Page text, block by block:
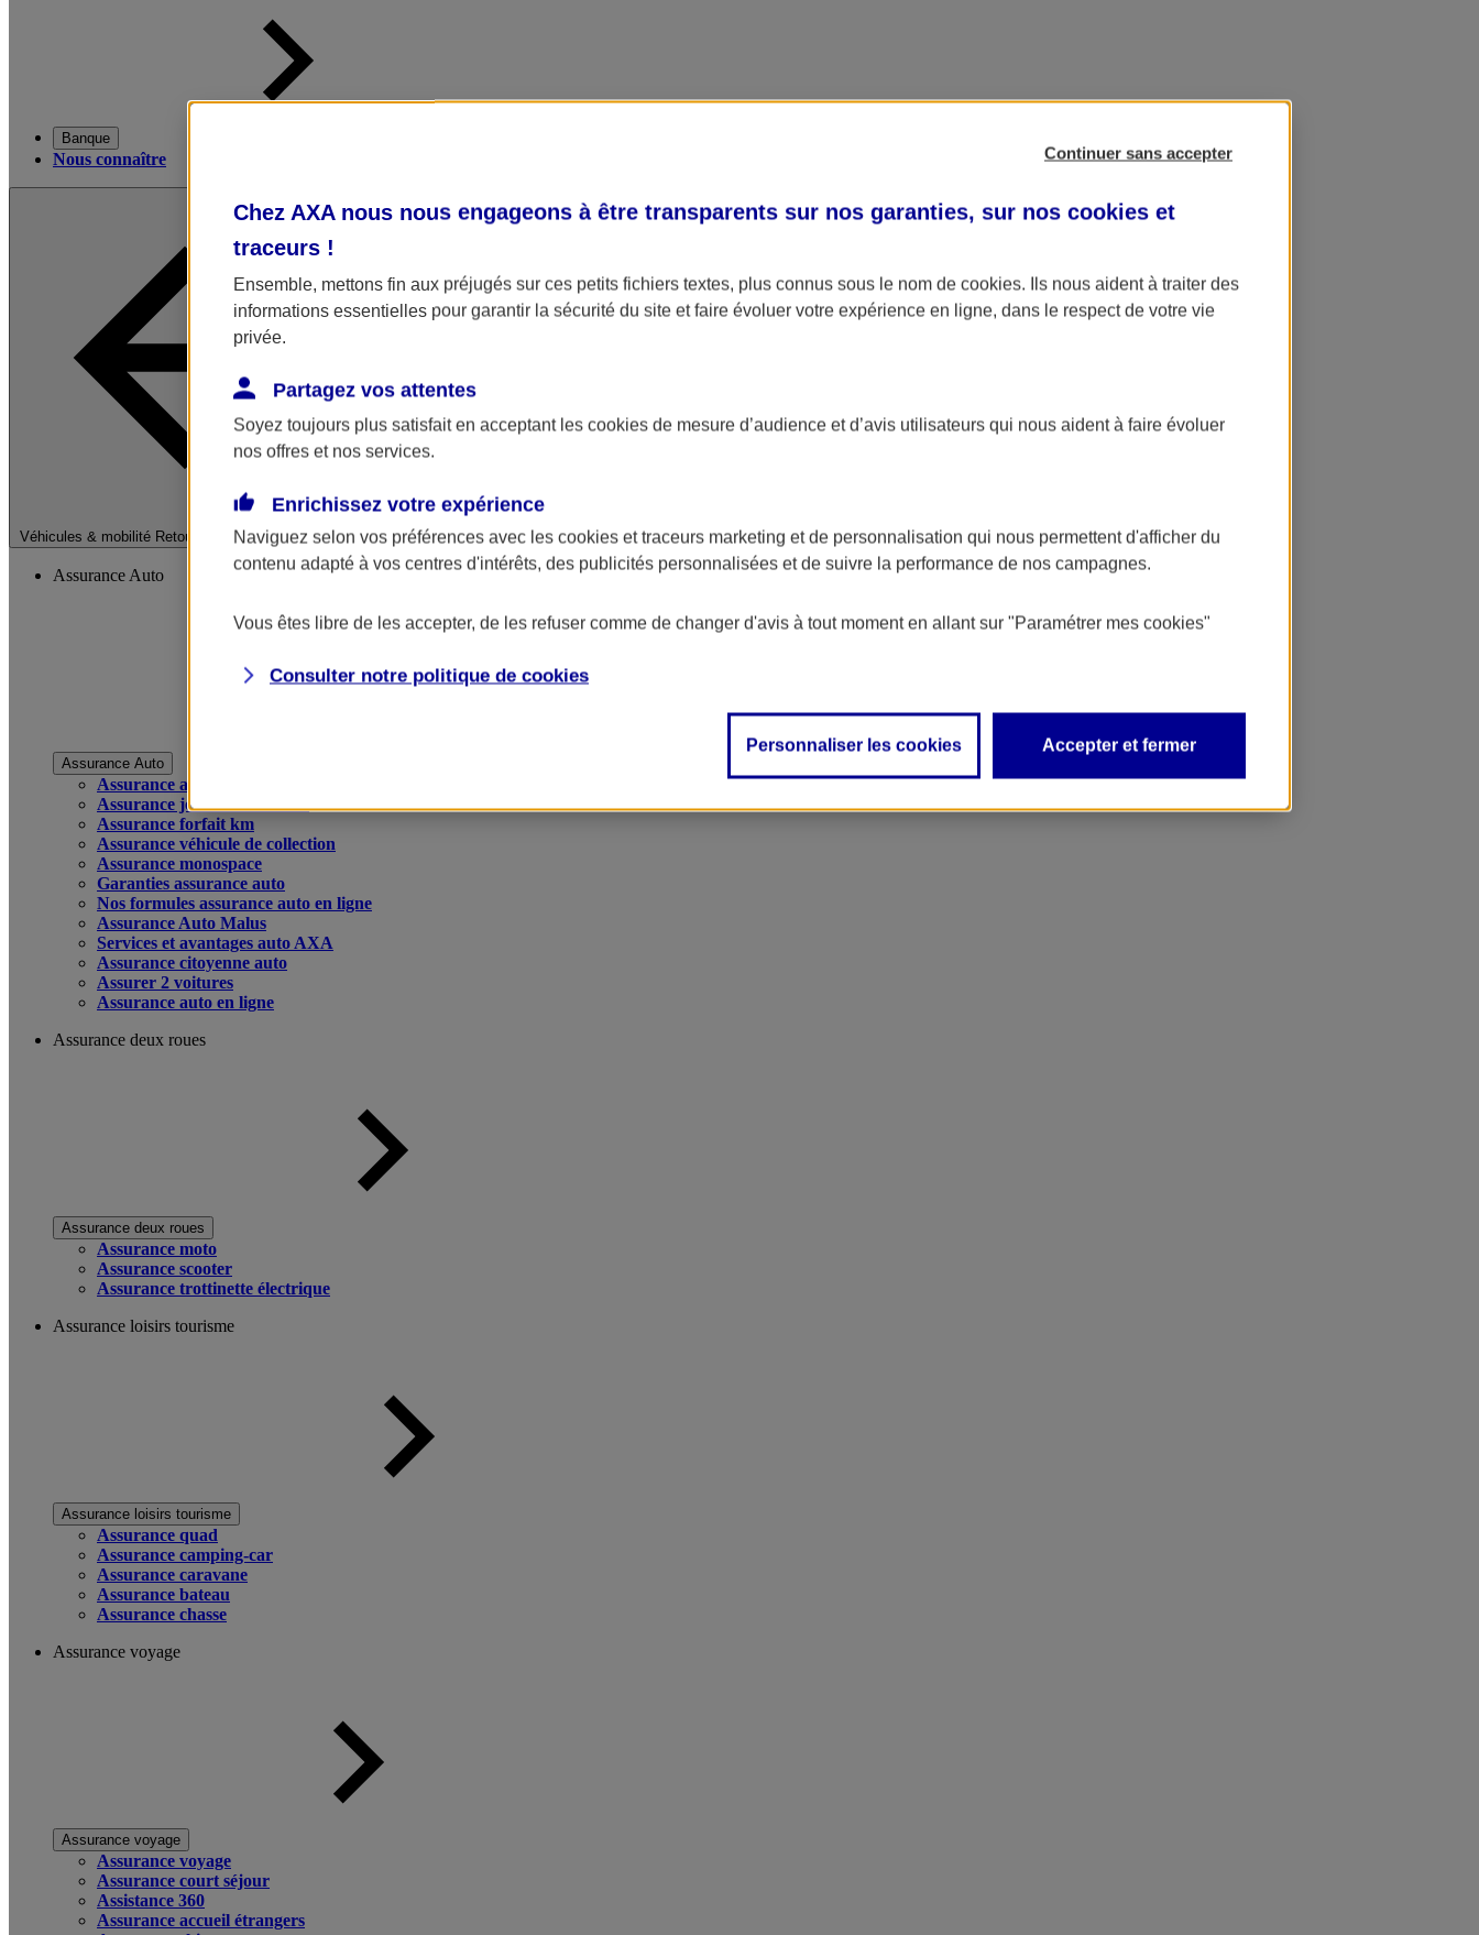
Banque
Nous connaître
Véhicules & mobilité Retour à la section précédente
Fermer le menu principal
Assurance Auto
Assurance Auto
Assurance auto
Assurance jeune conducteur
Assurance forfait km
Assurance véhicule de collection
Assurance monospace
Garanties assurance auto
Nos formules assurance auto en ligne
Assurance Auto Malus
Services et avantages auto AXA
Assurance citoyenne auto
Assurer 2 voitures
Assurance auto en ligne
Assurance deux roues
Assurance deux roues
Assurance moto
Assurance scooter
Assurance trottinette électrique
Assurance loisirs tourisme
Assurance loisirs tourisme
Assurance quad
Assurance camping-car
Assurance caravane
Assurance bateau
Assurance chasse
Assurance voyage
Assurance voyage
Assurance voyage
Assurance court séjour
Assistance 360
Assurance accueil étrangers
Continuer sans accepter
Chez AXA nous nous engageons à être transparents sur nos garanties, sur nos cookies et
traceurs !
Ensemble, mettons fin aux préjugés sur ces petits fichiers textes, plus connus sous le nom de cookies. Ils nous aident à traiter des
informations essentielles pour garantir la sécurité du site et faire évoluer votre expérience en ligne, dans le respect de votre vie
privée.
Partagez vos attentes
Soyez toujours plus satisfait en acceptant les cookies de mesure d’audience et d’avis utilisateurs qui nous aident à faire évoluer
nos offres et nos services.
Enrichissez votre expérience
Naviguez selon vos préférences avec les cookies et traceurs marketing et de personnalisation qui nous permettent d'afficher du
contenu adapté à vos centres d'intérêts, des publicités personnalisées et de suivre la performance de nos campagnes.
Vous êtes libre de les accepter, de les refuser comme de changer d'avis à tout moment en allant sur "Paramétrer mes cookies"
Consulter notre politique de cookies
Personnaliser les cookies Accepter et fermer